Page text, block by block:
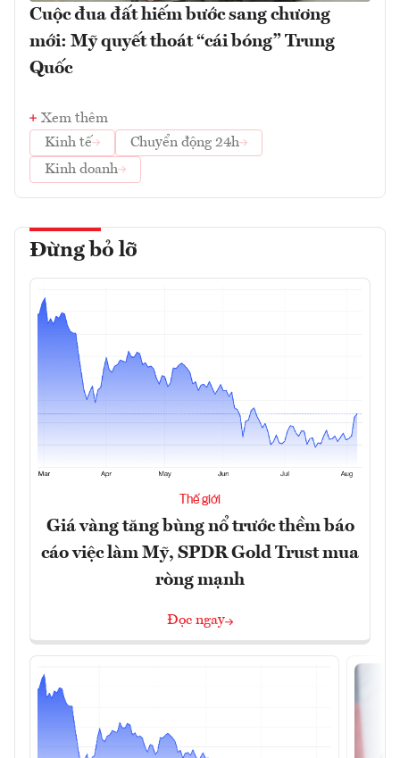
Cuộc đua đất hiếm bước sang chương
mới: Mỹ quyết thoát “cái bóng” Trung
Quốc
Xem thêm
Kinh tế
Chuyển động 24h
Kinh doanh
Đừng bỏ lỡ
Thế giới
Giá vàng tăng bùng nổ trước thềm báo
cáo việc làm Mỹ, SPDR Gold Trust mua
ròng mạnh
Đọc ngay